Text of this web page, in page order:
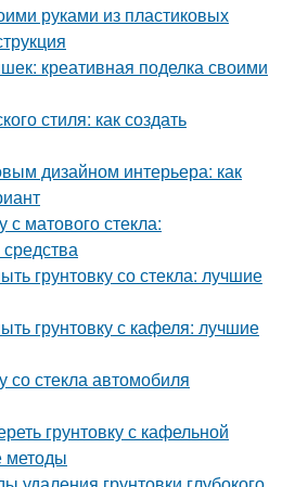
руками из пластиковых
креативная поделка своими
стиля: как создать
дизайном интерьера: как
с матового стекла:
грунтовку со стекла: лучшие
грунтовку с кафеля: лучшие
со стекла автомобиля
грунтовку с кафельной
методы